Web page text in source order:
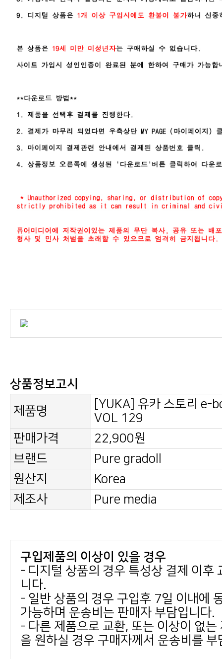
상품정보고시
제품명
VOL 129
판매가격
22,900원
브랜드
Pure gradoll
원산지
Korea
제조사
Pure media
구입제품의 이상이 있을 경우
니다.
가능하며 운송비는 판매자 부담입니다.
을 원하실 경우 구매자께서 운송비를 부